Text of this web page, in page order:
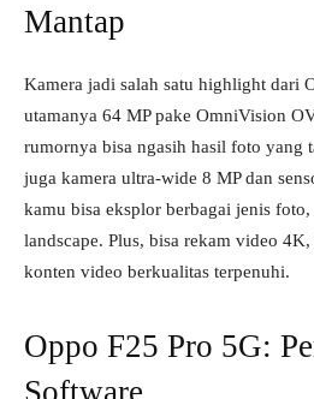
Mantap
Kamera jadi salah satu highlight dari
utamanya 64 MP pake OmniVision
rumornya bisa ngasih hasil foto yang
juga kamera ultra-wide 8 MP dan
kamu bisa eksplor berbagai jenis foto,
landscape. Plus, bisa rekam video
konten video berkualitas terpenuhi.
Oppo F25 Pro 5G:
Software